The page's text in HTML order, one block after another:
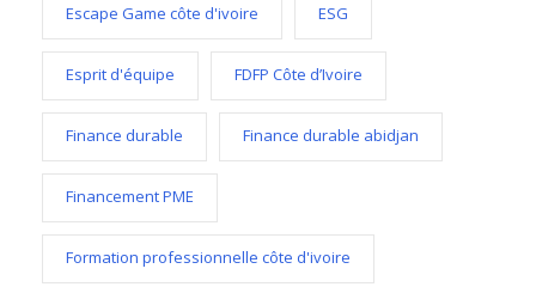
Escape Game côte d'ivoire ESG
Esprit d'équipe FDFP Côte d’Ivoire
Finance durable Finance durable abidjan
Financement PME
Formation professionnelle côte d'ivoire